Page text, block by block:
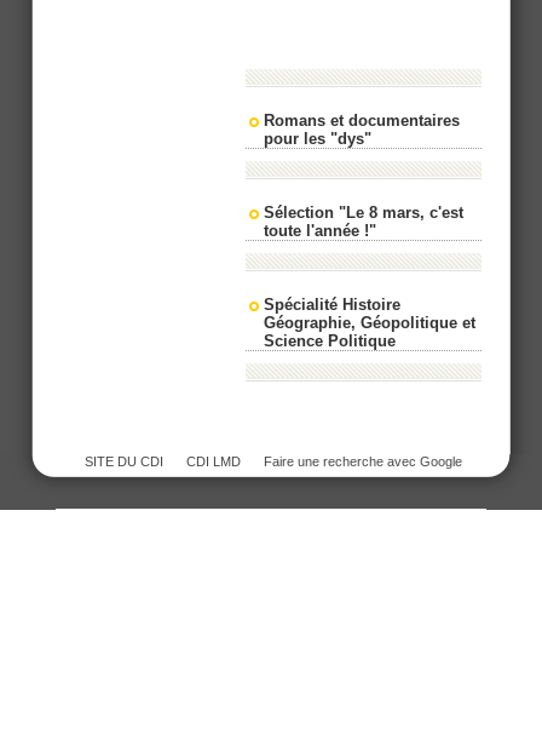
Romans et documentaires
pour les "dys"
Sélection "Le 8 mars, c'est
toute l'année !"
Spécialité Histoire
Géographie, Géopolitique et
Science Politique
SITE DU CDI CDI LMD Faire une recherche avec Google